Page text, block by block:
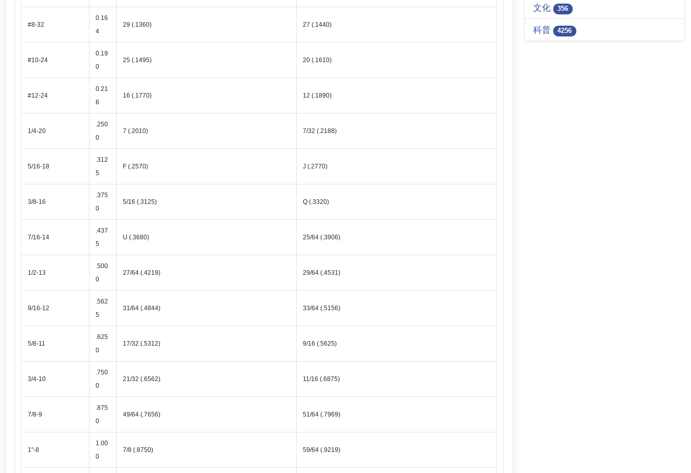
#8-32
0.16
4
29 (.1360) 27 (.1440)
#10-24
0.19
0
25 (.1495) 20 (.1610)
#12-24
0.21
6
16 (.1770) 12 (.1890)
1/4-20
.250
0
7 (.2010) 7/32 (.2188)
5/16-18
.312
5
F (.2570) J (.2770)
3/8-16
.375
0
5/16 (.3125) Q (.3320)
7/16-14
.437
5
U (.3680) 25/64 (.3906)
1/2-13
.500
0
27/64 (.4219) 29/64 (.4531)
9/16-12
.562
5
31/64 (.4844) 33/64 (.5156)
5/8-11
.625
0
17/32 (.5312) 9/16 (.5625)
3/4-10
.750
0
21/32 (.6562) 11/16 (.6875)
7/8-9
.875
0
49/64 (.7656) 51/64 (.7969)
1"-8
1.00
0
7/8 (.8750) 59/64 (.9219)
文化 356
科普 4256